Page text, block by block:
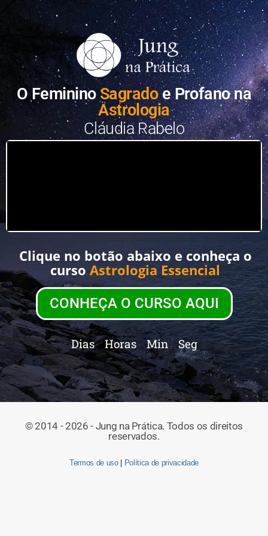
O FemininoSagradoe Profano na
Astrologia
Cláudia Rabelo
Clique no botão abaixo e conheça o
curso Astrologia Essencial
CONHEÇA O CURSO AQUI
Dias Horas Min Seg
© 2014 - 2026 - Jung na Prática. Todos os direitos
reservados.
Termos de uso| Política de privacidade